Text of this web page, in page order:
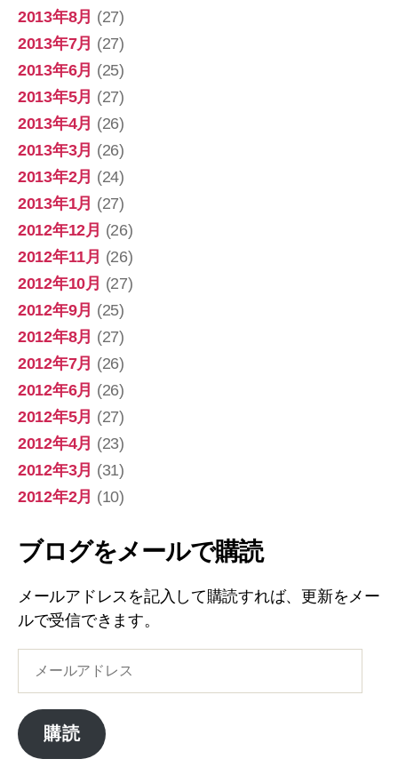
2013年8月 (27)
2013年7月 (27)
2013年6月 (25)
2013年5月 (27)
2013年4月 (26)
2013年3月 (26)
2013年2月 (24)
2013年1月 (27)
2012年12月 (26)
2012年11月 (26)
2012年10月 (27)
2012年9月 (25)
2012年8月 (27)
2012年7月 (26)
2012年6月 (26)
2012年5月 (27)
2012年4月 (23)
2012年3月 (31)
2012年2月 (10)
ブログをメールで購読
メールアドレスを記入して購読すれば、更新をメー
ルで受信できます。
ア
ド
購読